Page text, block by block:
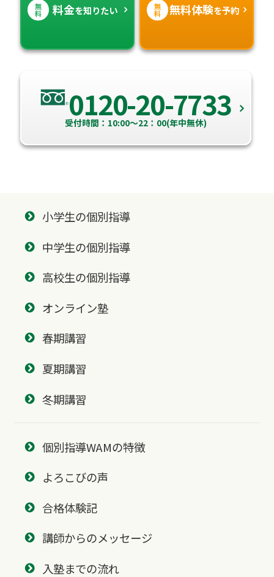
無
料 料金を知りたい 無
料 無料体験を予約
0120-20-7733
受付時間：10:00～22：00(年中無休)
小学生の個別指導
中学生の個別指導
高校生の個別指導
オンライン塾
春期講習
夏期講習
冬期講習
個別指導WAMの特徴
よろこびの声
合格体験記
講師からのメッセージ
入塾までの流れ